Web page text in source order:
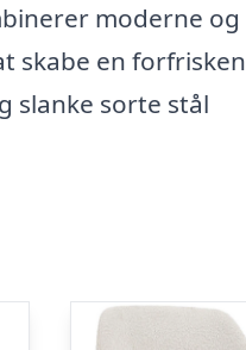
moderne og
skabe en
slanke sorte stål